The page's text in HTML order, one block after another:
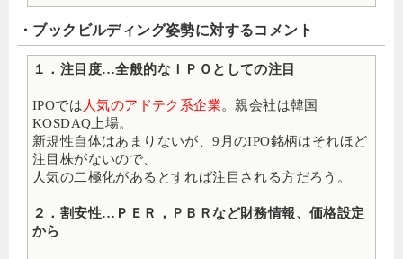
・ブックビルディング姿勢に対するコメント
１．注目度…全般的なＩＰＯとしての注目
IPOでは 人気のアドテク系企業。親会社は韓国
KOSDAQ上場。
新規性自体はあまりないが、9月のIPO銘柄はそれほど
注目株がないので、
人気の二極化があるとすれば注目される方だろう。
２．割安性…ＰＥＲ，ＰＢＲなど財務情報、価格設定
から